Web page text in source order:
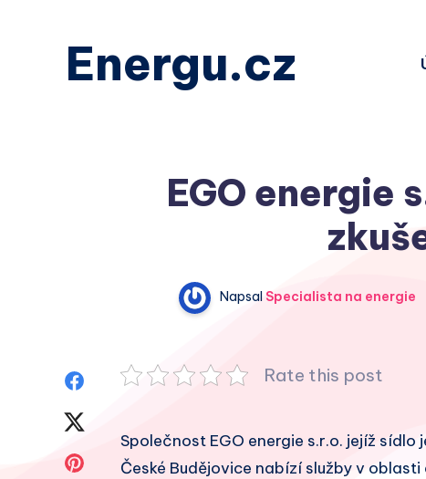
Energu.cz
EGO energie
NapsalSpecialista na energie
Sdílet
Facebook
Sdílet
Rate this post
Společnost EGO energie s.r.o. jejíž
České Budějovice nabízí služby v